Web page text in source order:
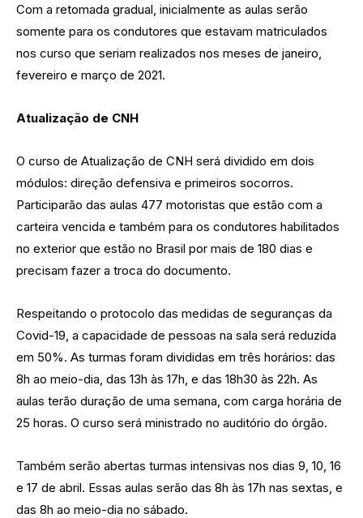
Com a retomada gradual, inicialmente as aulas serão
somente para os condutores que estavam matriculados
nos curso que seriam realizados nos meses de janeiro,
fevereiro e março de 2021.
Atualização de CNH
O curso de Atualização de CNH será dividido em dois
módulos: direção defensiva e primeiros socorros.
Participarão das aulas 477 motoristas que estão com a
carteira vencida e também para os condutores habilitados
no exterior que estão no Brasil por mais de 180 dias e
precisam fazer a troca do documento.
Respeitando o protocolo das medidas de seguranças da
Covid-19, a capacidade de pessoas na sala será reduzida
em 50%. As turmas foram divididas em três horários: das
8h ao meio-dia, das 13h às 17h, e das 18h30 às 22h. As
aulas terão duração de uma semana, com carga horária de
25 horas. O curso será ministrado no auditório do órgão.
Também serão abertas turmas intensivas nos dias 9, 10, 16
e 17 de abril. Essas aulas serão das 8h às 17h nas sextas, e
das 8h ao meio-dia no sábado.